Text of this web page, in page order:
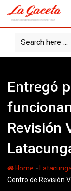
content
Entregó
Revisión
Home - Latacunga
Centro de Revisión